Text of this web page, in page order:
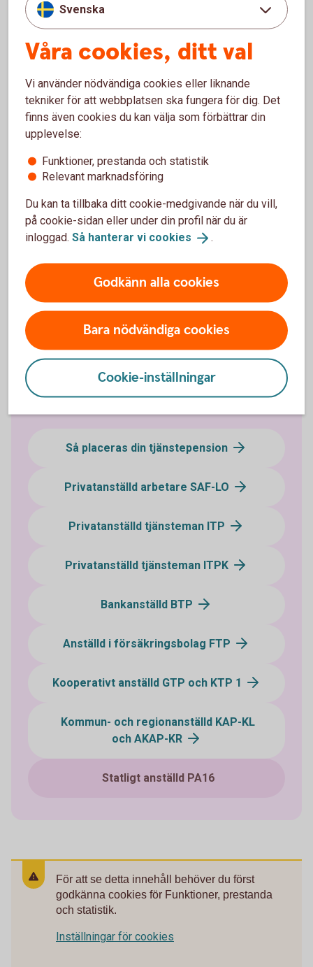
Hantera din tjänstepension i Mina
försäkringar
Mina försäkringar är en portal där du kan se innehav,
byta fonder och ändra framtida insättningar för
sparandeförsäkringar i Swedbank Försäkring. Allt du
behöver är ett Mobilt BankID, du behöver inte ha vår
internetbank eller app sedan innan.
Gör ditt pensionsval
Läs mer om tjänstepension PA16 och gör ditt val.
Statens Tjänstepensionsverk
Så placeras din tjänstepension
Privatanställd arbetare SAF-LO
Privatanställd tjänsteman ITP
Privatanställd tjänsteman ITPK
Bankanställd BTP
Anställd i försäkringsbolag FTP
Kooperativt anställd GTP och KTP 1
Kommun- och regionanställd KAP-KL
och AKAP-KR
Statligt anställd PA16
För att se detta innehåll behöver du först
godkänna cookies för Funktioner, prestanda
och statistik.
Inställningar för cookies
Svenska
Våra cookies, ditt val
Vi använder nödvändiga cookies eller liknande
tekniker för att webbplatsen ska fungera för dig. Det
finns även cookies du kan välja som förbättrar din
upplevelse:
Funktioner, prestanda och statistik
Relevant marknadsföring
Du kan ta tillbaka ditt cookie-medgivande när du vill,
på cookie-sidan eller under din profil när du är
inloggad. Så hanterar vi cookies .
Godkänn alla cookies
Bara nödvändiga cookies
Cookie-inställningar